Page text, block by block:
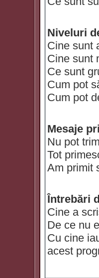
Niveluri
Cine sunt
Cine sunt
Ce sunt
Cum pot
Cum pot
Mesaje
Nu pot
Tot
Am primit
Întrebări
Cine a
De ce nu
Cu cine
acest